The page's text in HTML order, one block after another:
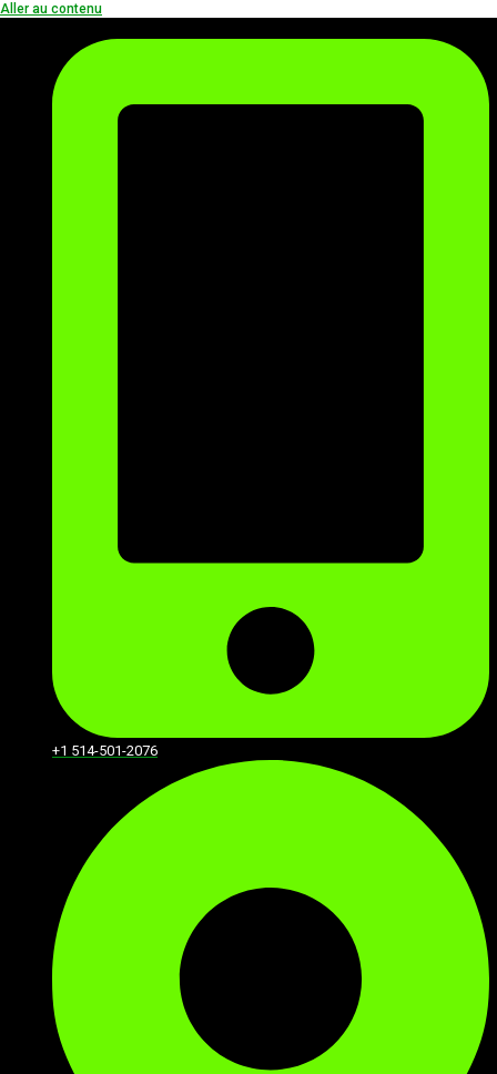
Aller au contenu
+1 514-501-2076